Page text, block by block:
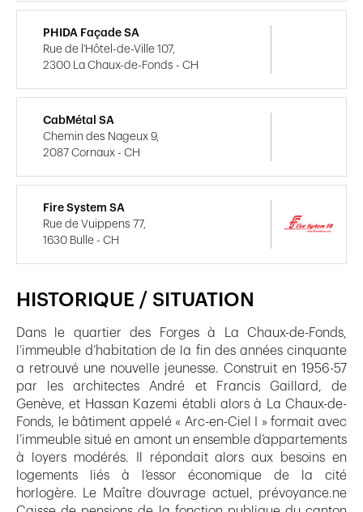
HISTORIQUE / SITUATION
Dans le quartier des Forges à La Chaux-de-Fonds,
l’immeuble d’habitation de la fin des années cinquante
a retrouvé une nouvelle jeunesse. Construit en 1956-57
par les architectes André et Francis Gaillard, de
Genève, et Hassan Kazemi établi alors à La Chaux-de-
Fonds, le bâtiment appelé « Arc-en-Ciel I » formait avec
l’immeuble situé en amont un ensemble d’appartements
à loyers modérés. Il répondait alors aux besoins en
logements liés à l’essor économique de la cité
horlogère. Le Maître d’ouvrage actuel, prévoyance.ne
PHIDA Façade SA
Rue de l'Hôtel-de-Ville 107,
2300 La Chaux-de-Fonds - CH
CabMétal SA
Chemin des Nageux 9,
2087 Cornaux - CH
Fire System SA
Rue de Vuippens 77,
1630 Bulle - CH